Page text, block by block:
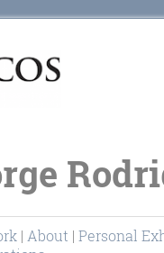
| About | Personal